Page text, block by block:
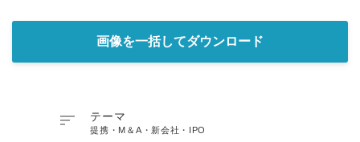
画像を一括してダウンロード
 テーマ
提携・M＆A・新会社・IPO